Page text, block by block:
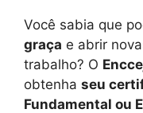
Você sabia que
graça e abrir
trabalho? O
obtenha seu
Fundamental ou